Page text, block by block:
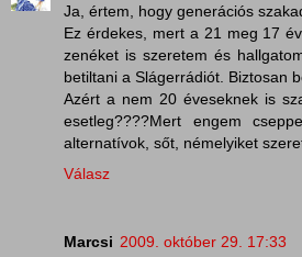
Ja, értem, hogy generációs
Ez érdekes, mert a 21 meg 17
zenéket is szeretem és
betiltani a Slágerrádiót. Biztosan
Azért a nem 20 éveseknek is
esetleg????Mert engem
alternatívok, sőt, némelyiket
Válasz
Marcsi 2009. október 29. 17:33